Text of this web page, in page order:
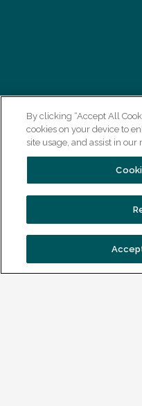
By clicking “Accept All
cookies on your device to
site usage, and assist in